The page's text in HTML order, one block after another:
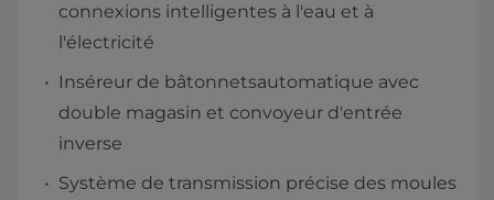
connexions intelligentes à l'eau et à
l'électricité
Inséreur de bâtonnetsautomatique avec
double magasin et convoyeur d'entrée
inverse
Système de transmission précise des moules